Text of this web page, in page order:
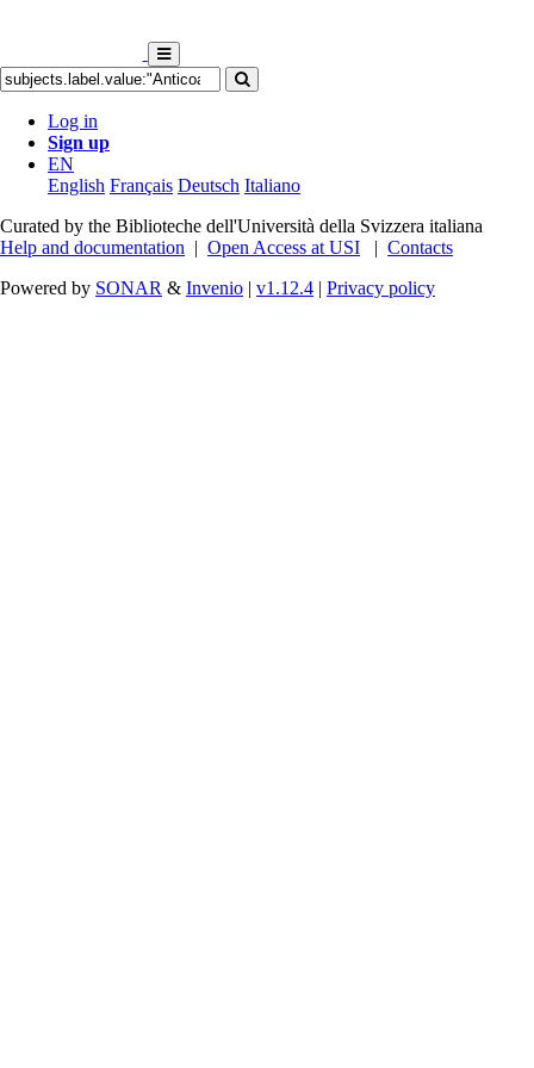
Log in
Sign up
EN
English Français Deutsch Italiano
Curated by the Biblioteche dell'Università della Svizzera italiana
Help and documentation | Open Access at USI | Contacts
Powered by SONAR & Invenio | v1.12.4 | Privacy policy